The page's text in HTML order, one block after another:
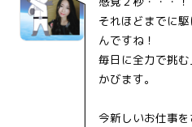
それほどまでに
んですね！
毎日に全力で挑
かびます。
今新しいお仕事